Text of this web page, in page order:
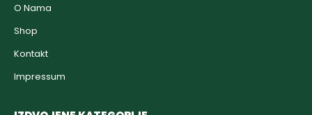
O Nama
Shop
Kontakt
Impressum